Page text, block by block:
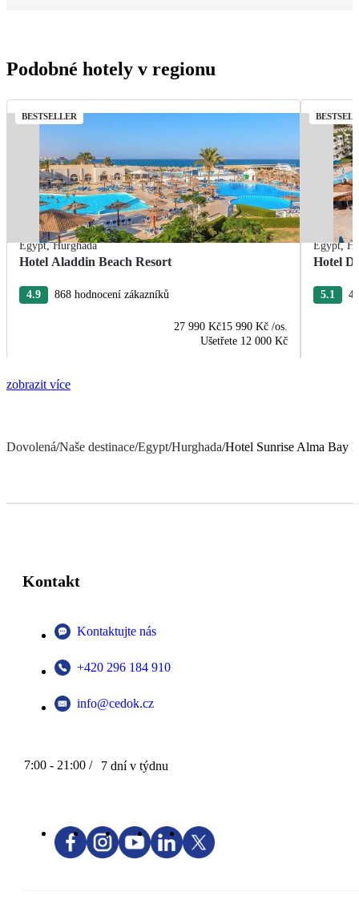
Podobné hotely v regionu
BESTSELLER
Egypt,Hurghada
Hotel Aladdin Beach Resort
4.9 868 hodnocení zákazníků
27 990 Kč15 990 Kč /os.
Ušetřete 12 000 Kč
Egypt,
Hotel
5.1
zobrazit více
Dovolená/Naše destinace/Egypt/Hurghada/Hotel Sunrise Alma Bay
Kontakt
Kontaktujte nás
+420 296 184 910
info@cedok.cz
7:00 - 21:00 / 7 dní v týdnu